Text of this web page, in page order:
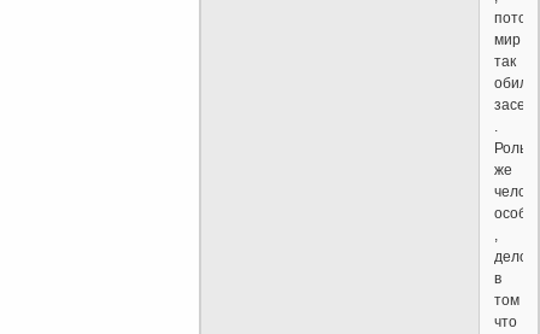
мир
так
.
Роль
же
,
дело
в
том
что